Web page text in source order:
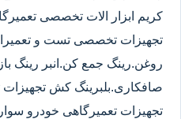
کریم ابزار الات تخصصی
تجهیزات تخصصی تست و تعمیرات
روغن.رینگ جمع کن.انبر رینگ
صافکاری.بلبرینگ کش
تجهیزات تعمیرگاهی خودرو